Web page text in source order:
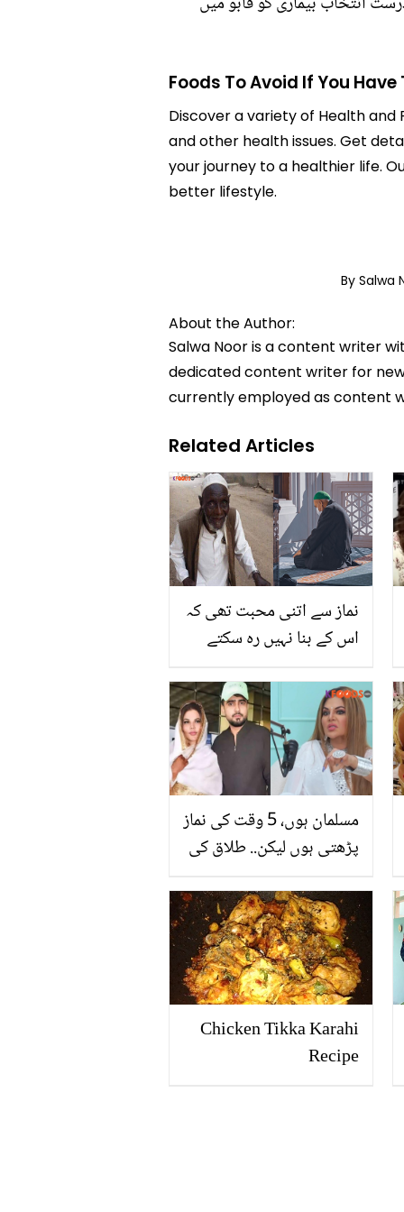
Foods To Avoid If You
Discover a variety of Health and
and other health issues. Get
your journey to a healthier life.
better lifestyle.
By
About the Author:
Salwa Noor is a content writer
dedicated content writer for
currently employed as content
Related Articles
نماز سے اتنی محبت تھی کہ
اس کے بنا نہیں رہ سکتے
والا یہ خوش قسمت انسان
کون تھا اور اس کا انتقال
کیسے ہوا؟
مسلمان ہوں، 5 وقت کی نماز
پڑھتی ہوں لیکن.. طلاق کی
ساونت کن حالات کا شکار
ہوگئیں؟ دیکھیں ویڈیو
Chicken Tikka Karahi
Recipe